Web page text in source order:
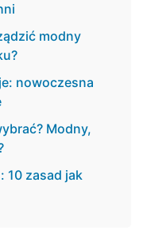
modny
nowoczesna
Modny,
10 zasad jak